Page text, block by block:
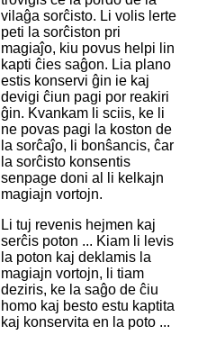
vilaĝa sorĉisto. Li volis lerte
peti la sorĉiston pri
magiaĵo, kiu povus helpi lin
kapti ĉies saĝon. Lia plano
estis konservi ĝin ie kaj
devigi ĉiun pagi por reakiri
ĝin. Kvankam li sciis, ke li
ne povas pagi la koston de
la sorĉaĵo, li bonŝancis, ĉar
la sorĉisto konsentis
senpage doni al li kelkajn
magiajn vortojn.
Li tuj revenis hejmen kaj
serĉis poton ... Kiam li levis
la poton kaj deklamis la
magiajn vortojn, li tiam
deziris, ke la saĝo de ĉiu
homo kaj besto estu kaptita
kaj konservita en la poto ...